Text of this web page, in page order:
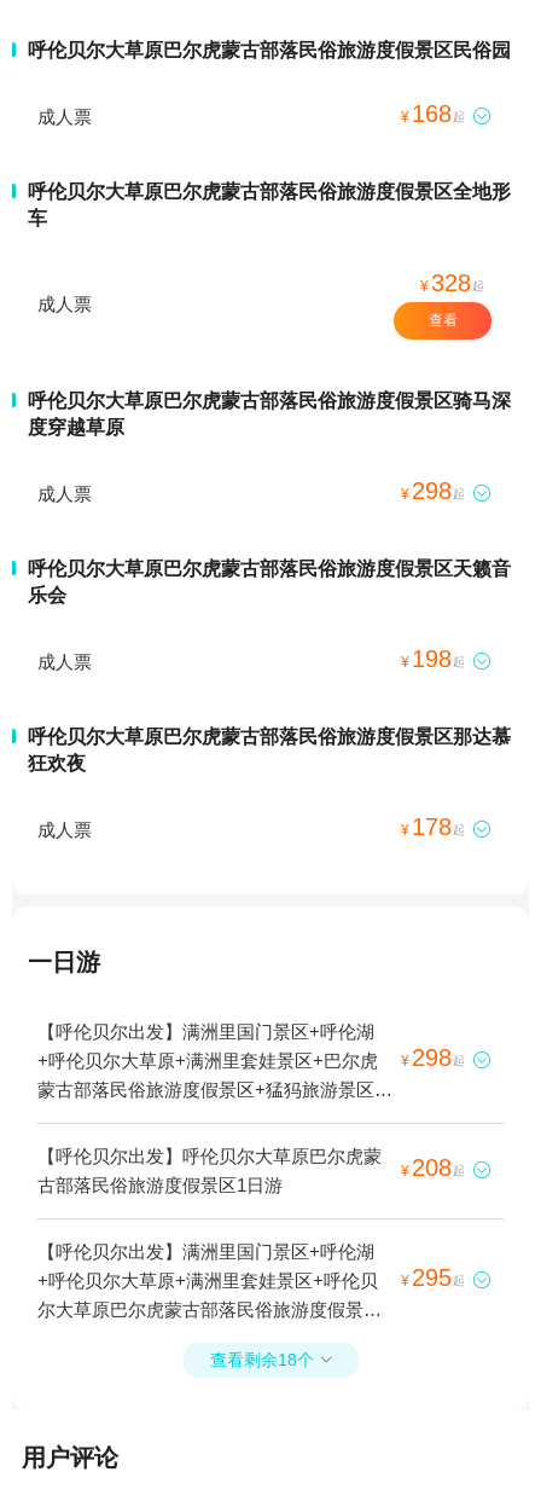
呼伦贝尔大草原巴尔虎蒙古部落民俗旅游度假景区民俗园
成人票 ¥ 168起 
呼伦贝尔大草原巴尔虎蒙古部落民俗旅游度假景区全地形
车
成人票
¥328起
查看
呼伦贝尔大草原巴尔虎蒙古部落民俗旅游度假景区骑马深
度穿越草原
成人票 ¥ 298起 
呼伦贝尔大草原巴尔虎蒙古部落民俗旅游度假景区天籁音
乐会
成人票 ¥ 198起 
呼伦贝尔大草原巴尔虎蒙古部落民俗旅游度假景区那达慕
狂欢夜
成人票 ¥ 178起 
一日游
【呼伦贝尔出发】满洲里国门景区+呼伦湖
+呼伦贝尔大草原+满洲里套娃景区+巴尔虎
蒙古部落民俗旅游度假景区+猛犸旅游景区
+巴尔虎民俗园1日游
¥ 298起 
【呼伦贝尔出发】呼伦贝尔大草原巴尔虎蒙
古部落民俗旅游度假景区1日游
¥ 208起 
【呼伦贝尔出发】满洲里国门景区+呼伦湖
+呼伦贝尔大草原+满洲里套娃景区+呼伦贝
尔大草原巴尔虎蒙古部落民俗旅游度假景区
+扎赉诺尔博物馆+猛犸旅游景区1日游
¥ 295起 
查看剩余18个 
用户评论